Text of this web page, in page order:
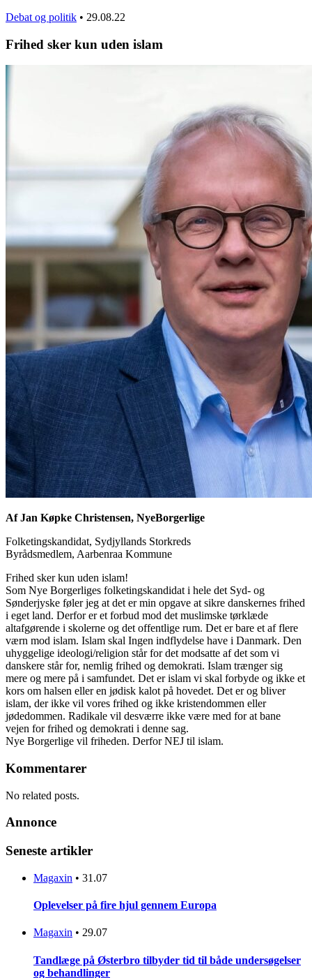
Debat og politik • 29.08.22
Frihed sker kun uden islam
Af Jan Køpke Christensen, NyeBorgerlige
Folketingskandidat, Sydjyllands Storkreds
Byrådsmedlem, Aarbenraa Kommune
Frihed sker kun uden islam!
Som Nye Borgerliges folketingskandidat i hele det Syd- og
Sønderjyske føler jeg at det er min opgave at sikre danskernes frihed
i eget land. Derfor er et forbud mod det muslimske tørklæde
altafgørende i skolerne og det offentlige rum. Det er bare et af flere
værn mod islam. Islam skal Ingen indflydelse have i Danmark. Den
uhyggelige ideologi/religion står for det modsatte af det som vi
danskere står for, nemlig frihed og demokrati. Islam trænger sig
mere og mere på i samfundet. Det er islam vi skal forbyde og ikke et
kors om halsen eller en jødisk kalot på hovedet. Det er og bliver
islam, der ikke vil vores frihed og ikke kristendommen eller
jødedommen. Radikale vil desværre ikke være med for at bane
vejen for frihed og demokrati i denne sag.
Nye Borgerlige vil friheden. Derfor NEJ til islam.
Kommentarer
No related posts.
Annonce
Seneste artikler
Magaxin • 31.07
Oplevelser på fire hjul gennem Europa
Magaxin • 29.07
Tandlæge på Østerbro tilbyder tid til både undersøgelser
og behandlinger